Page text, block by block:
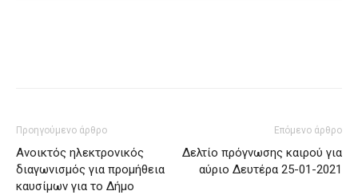
Προηγούμενο άρθρο
Ανοικτός ηλεκτρονικός
διαγωνισμός για προμήθεια
καυσίμων για το Δήμο
Επόμενο άρθρο
Δελτίο πρόγνωσης καιρού για
αύριο Δευτέρα 25-01-2021